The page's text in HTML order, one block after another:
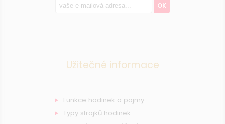
OK
Užitečné informace
Funkce hodinek a pojmy
Typy strojků hodinek